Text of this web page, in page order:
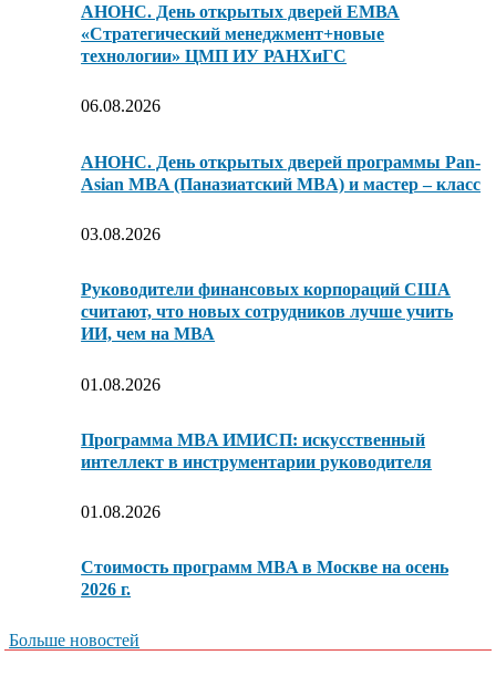
АНОНС. День открытых дверей ЕМВА
«Стратегический менеджмент+новые
технологии» ЦМП ИУ РАНХиГС
06.08.2026
АНОНС. День открытых дверей программы Pan-
Asian MBA (Паназиатский MBA) и мастер – класс
03.08.2026
Руководители финансовых корпораций США
считают, что новых сотрудников лучше учить
ИИ, чем на МВА
01.08.2026
Программа MBA ИМИСП: искусственный
интеллект в инструментарии руководителя
01.08.2026
Стоимость программ MBA в Москве на осень
2026 г.
Больше новостей